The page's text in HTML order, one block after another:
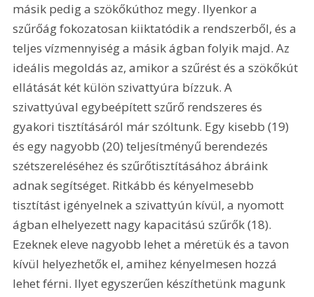
másik pedig a szökőkúthoz megy. Ilyenkor a
szűrőág fokozatosan kiiktatódik a rendszerből, és a
teljes vízmennyiség a másik ágban folyik majd. Az
ideális megoldás az, amikor a szűrést és a szökőkút
ellátását két külön szivattyúra bízzuk. A
szivattyúval egybeépített szűrő rendszeres és
gyakori tisztításáról már szóltunk. Egy kisebb (19)
és egy nagyobb (20) teljesítményű berendezés
szétszereléséhez és szűrőtisztításához ábráink
adnak segítséget. Ritkább és kényelmesebb
tisztítást igényelnek a szivattyún kívül, a nyomott
ágban elhelyezett nagy kapacitású szűrők (18).
Ezeknek eleve nagyobb lehet a méretük és a tavon
kívül helyezhetők el, amihez kényelmesen hozzá
lehet férni. Ilyet egyszerűen készíthetünk magunk